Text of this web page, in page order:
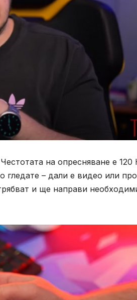
на опресняване е 120
– дали е видео или
и ще направи